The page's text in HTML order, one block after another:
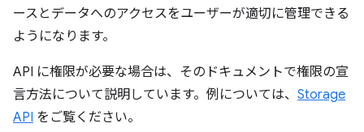
ースとデータへのアクセスをユーザーが適切に管理できる
ようになります。
API に権限が必要な場合は、そのドキュメントで権限の宣
言方法について説明しています。例については、 Storage
API をご覧ください。